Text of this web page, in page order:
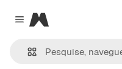
Close menu
Magnific